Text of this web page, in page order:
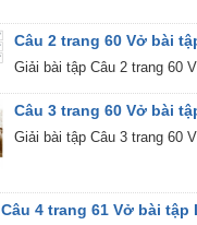
Câu 2 trang 60 Vở bài
Giải bài tập Câu 2 trang 60
Câu 3 trang 60 Vở bài
Giải bài tập Câu 3 trang 60
Câu 4 trang 61 Vở bài tập